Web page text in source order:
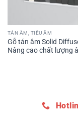
TÁN ÂM, TIÊU ÂM
Gỗ tán âm Solid
Nâng cao chất lượng